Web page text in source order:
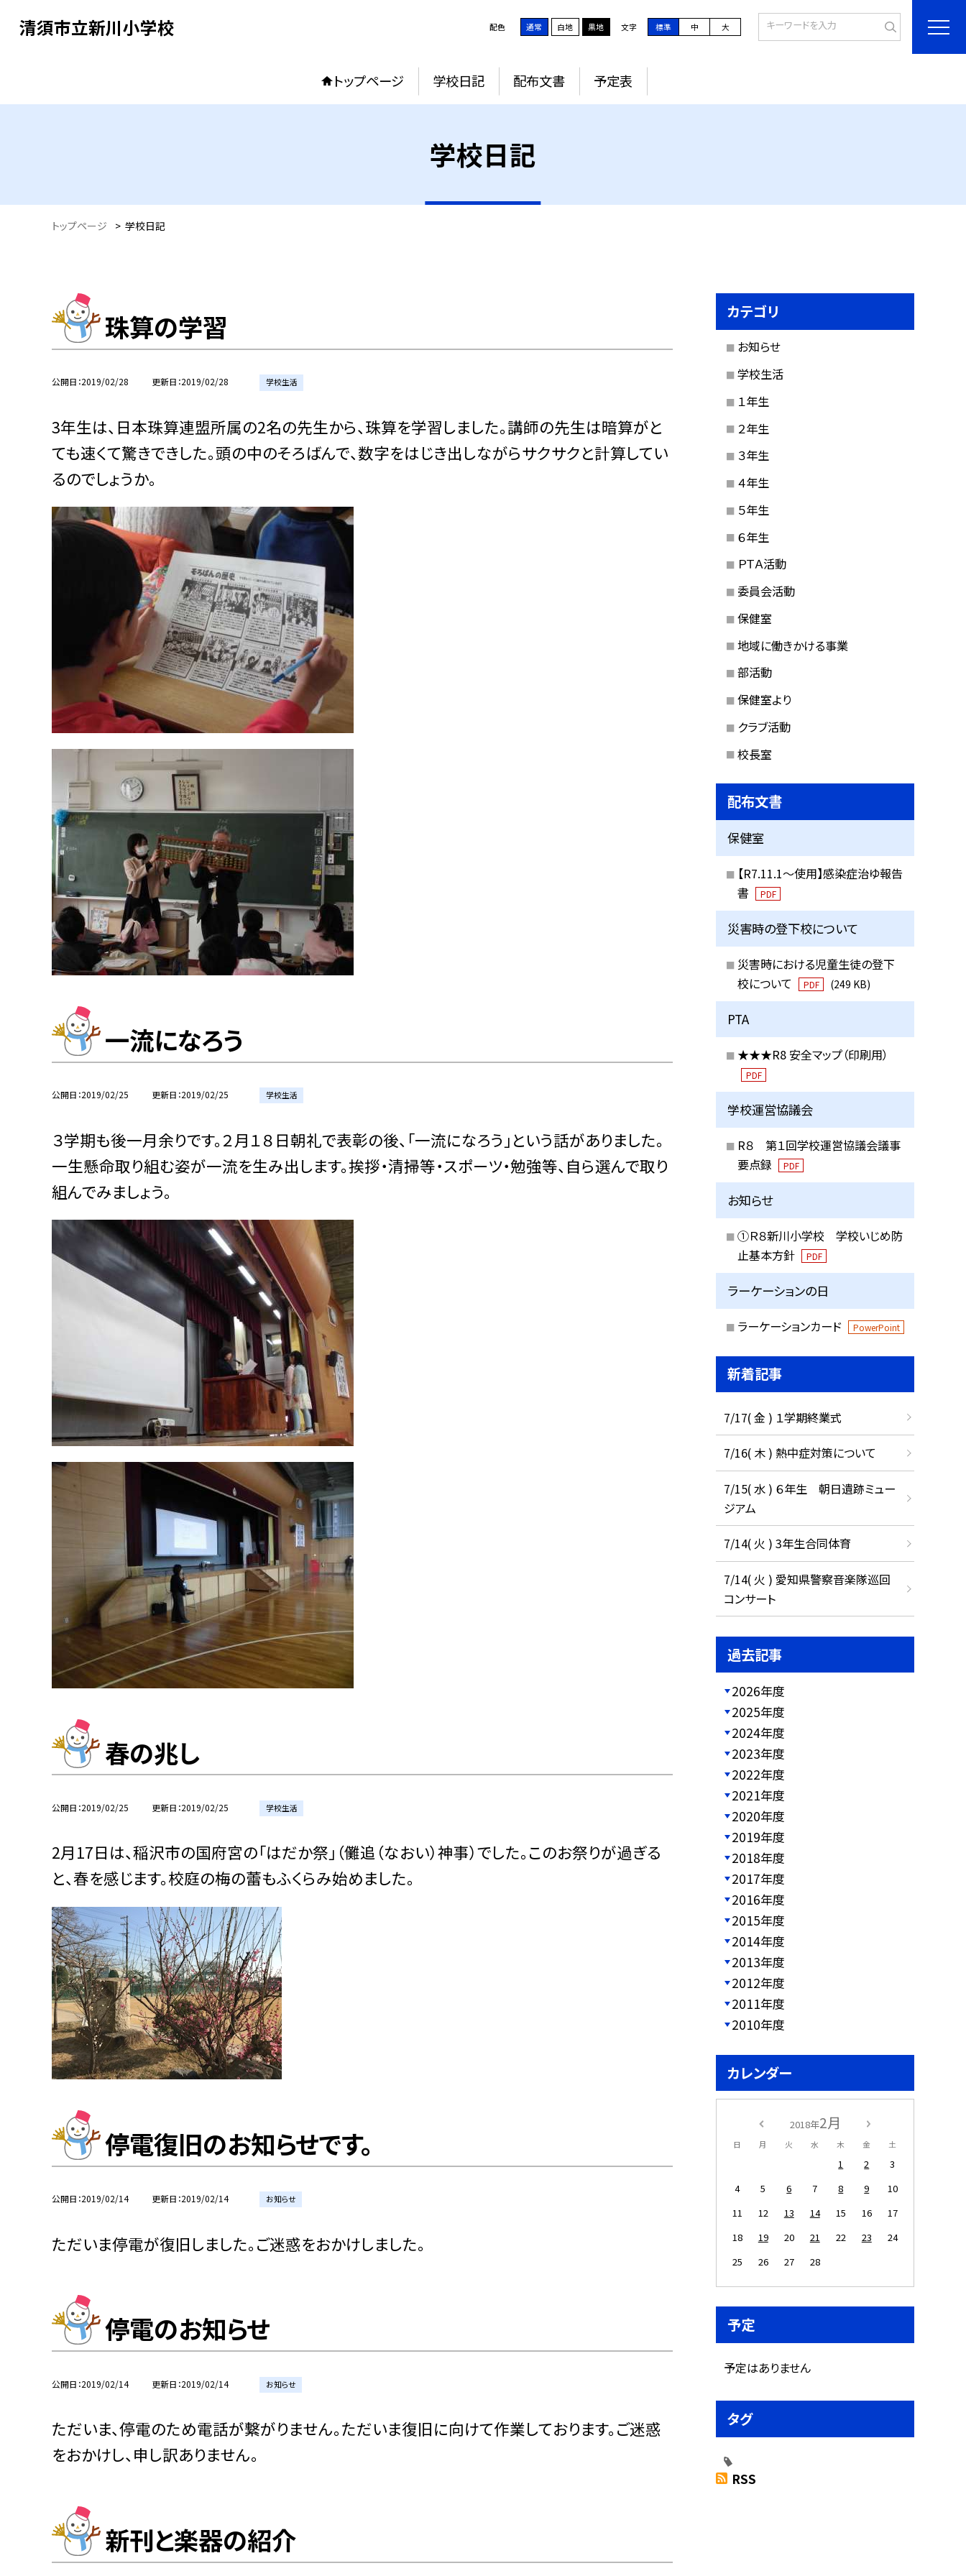
清須市立新川小学校 配色 通常 白地 黒地 文字 標準 中 大
トップページ 学校日記 配布文書 予定表
学校日記
トップページ > 学校日記
珠算の学習
公開日 2019/02/28 更新日 2019/02/28 学校生活
3年生は、日本珠算連盟所属の2名の先生から、珠算を学習しました。講師の先生は暗算がと
ても速くて驚きできした。頭の中のそろばんで、数字をはじき出しながらサクサクと計算してい
るのでしょうか。
一流になろう
公開日 2019/02/25 更新日 2019/02/25 学校生活
３学期も後一月余りです。２月１８日朝礼で表彰の後、「一流になろう」という話がありました。
一生懸命取り組む姿が一流を生み出します。挨拶・清掃等・スポーツ・勉強等、自ら選んで取り
組んでみましょう。
春の兆し
公開日 2019/02/25 更新日 2019/02/25 学校生活
2月17日は、稲沢市の国府宮の「はだか祭」（儺追（なおい）神事）でした。このお祭りが過ぎる
と、春を感じます。校庭の梅の蕾もふくらみ始めました。
停電復旧のお知らせです。
公開日 2019/02/14 更新日 2019/02/14 お知らせ
ただいま停電が復旧しました。ご迷惑をおかけしました。
停電のお知らせ
公開日 2019/02/14 更新日 2019/02/14 お知らせ
ただいま、停電のため電話が繋がりません。ただいま復旧に向けて作業しております。ご迷惑
をおかけし、申し訳ありません。
新刊と楽器の紹介
カテゴリ
お知らせ
学校生活
１年生
２年生
３年生
４年生
５年生
６年生
ＰＴＡ活動
委員会活動
保健室
地域に働きかける事業
部活動
保健室より
クラブ活動
校長室
配布文書
保健室
【R7.11.1～使用】感染症治ゆ報告
書
PDF
災害時の登下校について
災害時における児童生徒の登下
校について
PDF (249 KB)
PTA
★★★R8 安全マップ（印刷用）
PDF
学校運営協議会
R８ 第１回学校運営協議会議事
要点録
PDF
お知らせ
①Ｒ８新川小学校 学校いじめ防
止基本方針
PDF
ラーケーションの日
ラーケーションカード PowerPoint
新着記事
7/17( 金 ) １学期終業式
7/16( 木 ) 熱中症対策について
7/15( 水 ) ６年生 朝日遺跡ミュー
ジアム
7/14( 火 ) 3年生合同体育
7/14( 火 ) 愛知県警察音楽隊巡回
コンサート
過去記事
2026年度
2025年度
2024年度
2023年度
2022年度
2021年度
2020年度
2019年度
2018年度
2017年度
2016年度
2015年度
2014年度
2013年度
2012年度
2011年度
2010年度
カレンダー
2018年2月
日 月 火 水 木 金 土
1 2
3
4
5 6 7 8 9
10
11
12 13 14 15 16
17
18
19 20 21 22 23
24
25
26 27 28
予定
予定はありません
タグ
RSS